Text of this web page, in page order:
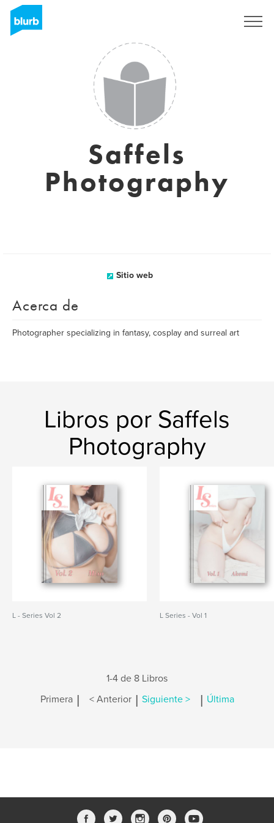
Saffels
Photography
Sitio web
Acerca de
Photographer specializing in fantasy, cosplay and surreal art
Libros por Saffels
Photography
L - Series Vol 2 L Series - Vol 1
1-4 de 8 Libros
Primera | < Anterior | Siguiente > | Última